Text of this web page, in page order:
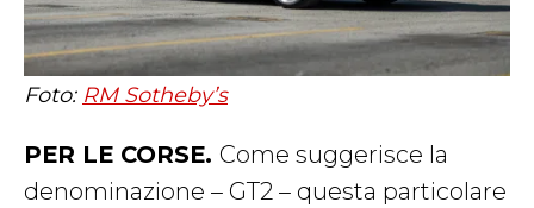
Foto: RM Sotheby’s
PER LE CORSE. Come suggerisce la
denominazione – GT2 – questa particolare